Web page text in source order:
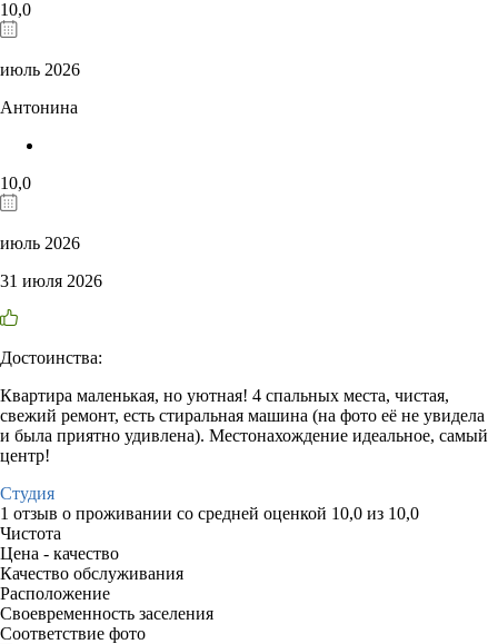
10,0
июль 2026
Антонина
10,0
июль 2026
31 июля 2026
Достоинства:
Квартира маленькая, но уютная! 4 спальных места, чистая,
свежий ремонт, есть стиральная машина (на фото её не увидела
и была приятно удивлена). Местонахождение идеальное, самый
центр!
Студия
1 отзыв о проживании со средней оценкой 10,0 из 10,0
Чистота
Цена - качество
Качество обслуживания
Расположение
Своевременность заселения
Соответствие фото